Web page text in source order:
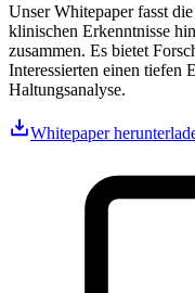
Unser Whitepaper fasst
klinischen Erkenntnisse
zusammen. Es bietet
Interessierten einen tiefen
Haltungsanalyse.
Whitepaper